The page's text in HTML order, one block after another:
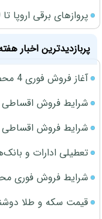
پروازهای برقی اروپا تا 2030 آغاز می‌شود
پربازدیدترین اخبار
آغاز فروش فوری 4 محصول ایران خودرو در نمایندگی‌ها
شرایط فروش اقساطی KMC SR6 کرمان موتور اعلام شد
شرایط فروش اقساطی JAC J4 (مرداد 1405)
تعطیلی ادارات و بانک‌های 5 استان در روز
شرایط فروش فوری
قیمت سکه و طلا دوشنبه 12 مرداد